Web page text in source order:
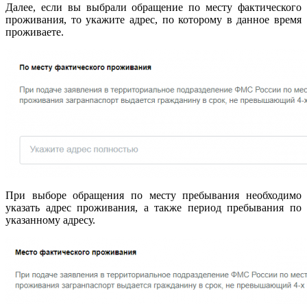
Далее, если вы выбрали обращение по месту фактического
проживания, то укажите адрес, по которому в данное время
проживаете.
При выборе обращения по месту пребывания необходимо
указать адрес проживания, а также период пребывания по
указанному адресу.